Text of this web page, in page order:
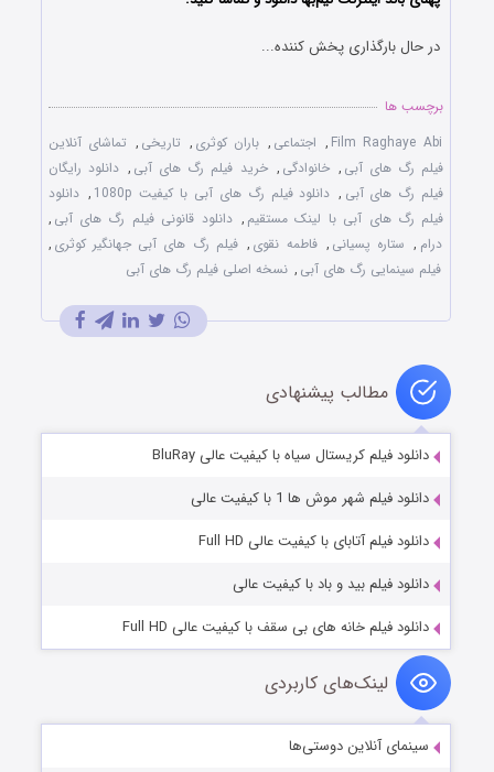
در حال بارگذاری پخش کننده...
برچسب ها
Film Raghaye Abi
, اجتماعی , باران کوثری , تاریخی , تماشای آنلاین
فیلم رگ های آبی , خانوادگی , خرید فیلم رگ های آبی , دانلود رایگان
فیلم رگ های آبی , دانلود فیلم رگ های آبی با کیفیت 1080p , دانلود
فیلم رگ های آبی با لینک مستقیم , دانلود قانونی فیلم رگ های آبی ,
درام , ستاره پسیانی , فاطمه ‌نقوی , فیلم رگ های آبی جهانگیر کوثری ,
فیلم سینمایی رگ های آبی , نسخه اصلی فیلم رگ های آبی
مطالب پیشنهادی
دانلود فیلم کریستال سیاه با کیفیت عالی BluRay
دانلود فیلم شهر موش ها 1 با کیفیت عالی
دانلود فیلم آتابای با کیفیت عالی Full HD
دانلود فیلم بید و باد با کیفیت عالی
دانلود فیلم خانه های بی سقف با کیفیت عالی Full HD
لینک‌های کاربردی
سینمای آنلاین دوستی‌ها